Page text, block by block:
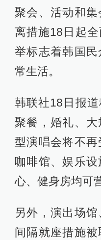
聚会、活动和
离措施18日起
举标志着韩国
常生活。
韩联社18日报
聚餐，婚礼、
型演唱会将不再
咖啡馆、娱乐
心、健身房均可
另外，演出场
间隔就座措施